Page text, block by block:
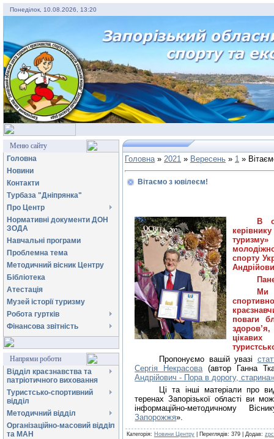
Понеділок, 10.08.2026, 13:20
Меню сайту
Головна
Новини
Контакти
Турбаза "Дніпрянка"
Про Центр
Нормативні документи ДОН
ЗОДА
Навчальні програми
Проблемна тема
Методичний вісник Центру
Бібліотека
Атестація
Музей історії туризму
Робота гуртків
Фінансова звітність
Напрями роботи
Відділ краєзнавства та
патріотичного виховання
Туристсько-спортивний
відділ
Методичний відділ
Організаційно-масовий відділ
та МАН
Головна» 2021 » Вересень » 1 »
Вітаємо з ювілеєм!
В
спорту
Ми
поваги
Пропонуємо вашій увазі
Сергія Некрасова(автор Ганна
Андрійович - Пора в дорогу,
Ці та інші матеріали про
теренах Запорізької області ви
інформаційно-методичному
Запорожжя».
Категорія: Новини Центру Переглядів: 379 Додав: